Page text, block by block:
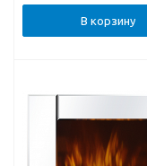
В корзину